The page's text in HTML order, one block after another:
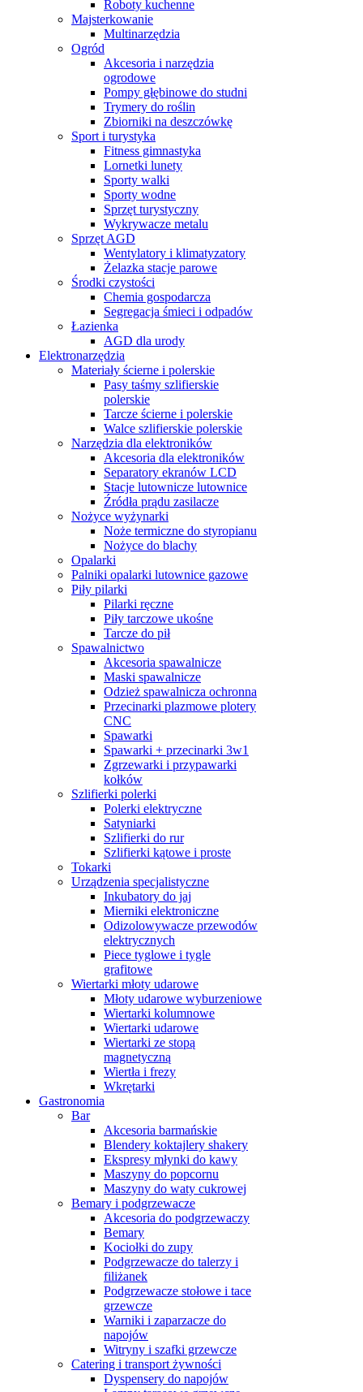
Roboty kuchenne
Majsterkowanie
Multinarzędzia
Ogród
Akcesoria i narzędzia
ogrodowe
Pompy głębinowe do studni
Trymery do roślin
Zbiorniki na deszczówkę
Sport i turystyka
Fitness gimnastyka
Lornetki lunety
Sporty walki
Sporty wodne
Sprzęt turystyczny
Wykrywacze metalu
Sprzęt AGD
Wentylatory i klimatyzatory
Żelazka stacje parowe
Środki czystości
Chemia gospodarcza
Segregacja śmieci i odpadów
Łazienka
AGD dla urody
Elektronarzędzia
Materiały ścierne i polerskie
Pasy taśmy szlifierskie
polerskie
Tarcze ścierne i polerskie
Walce szlifierskie polerskie
Narzędzia dla elektroników
Akcesoria dla elektroników
Separatory ekranów LCD
Stacje lutownicze lutownice
Źródła prądu zasilacze
Nożyce wyżynarki
Noże termiczne do styropianu
Nożyce do blachy
Opalarki
Palniki opalarki lutownice gazowe
Piły pilarki
Pilarki ręczne
Piły tarczowe ukośne
Tarcze do pił
Spawalnictwo
Akcesoria spawalnicze
Maski spawalnicze
Odzież spawalnicza ochronna
Przecinarki plazmowe plotery
CNC
Spawarki
Spawarki + przecinarki 3w1
Zgrzewarki i przypawarki
kołków
Szlifierki polerki
Polerki elektryczne
Satyniarki
Szlifierki do rur
Szlifierki kątowe i proste
Tokarki
Urządzenia specjalistyczne
Inkubatory do jaj
Mierniki elektroniczne
Odizolowywacze przewodów
elektrycznych
Piece tyglowe i tygle
grafitowe
Wiertarki młoty udarowe
Młoty udarowe wyburzeniowe
Wiertarki kolumnowe
Wiertarki udarowe
Wiertarki ze stopą
magnetyczną
Wiertła i frezy
Wkrętarki
Gastronomia
Bar
Akcesoria barmańskie
Blendery koktajlery shakery
Ekspresy młynki do kawy
Maszyny do popcornu
Maszyny do waty cukrowej
Bemary i podgrzewacze
Akcesoria do podgrzewaczy
Bemary
Kociołki do zupy
Podgrzewacze do talerzy i
filiżanek
Podgrzewacze stołowe i tace
grzewcze
Warniki i zaparzacze do
napojów
Witryny i szafki grzewcze
Catering i transport żywności
Dyspensery do napojów